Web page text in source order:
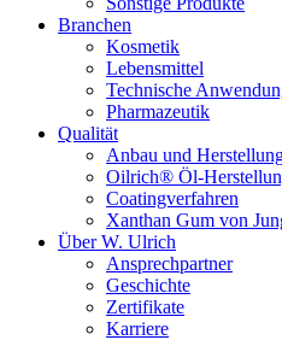
Branchen
Kosmetik
Lebensmittel
Technische
Pharmazeutik
Qualität
Anbau und
Oilrich® Öl-
Coatingverfahren
Xanthan Gum von
Über W. Ulrich
Ansprechpartner
Geschichte
Zertifikate
Karriere